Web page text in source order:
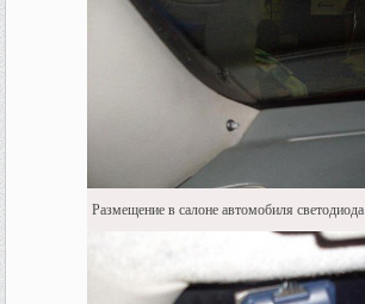
Размещение в салоне автомобиля светодиода